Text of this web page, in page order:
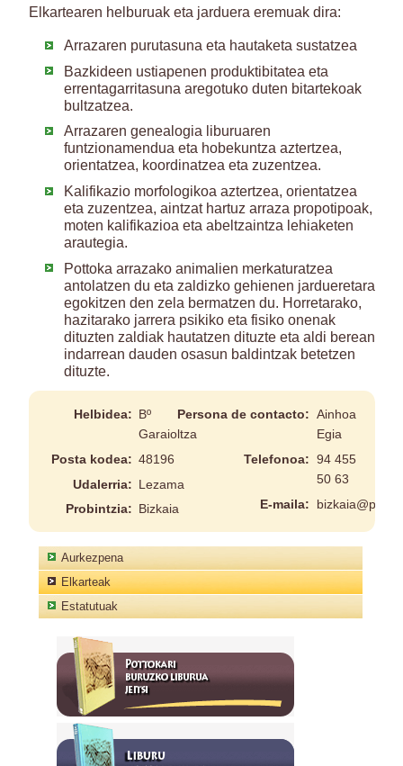
Elkartearen helburuak eta jarduera eremuak dira:
Arrazaren purutasuna eta hautaketa sustatzea
Bazkideen ustiapenen produktibitatea eta
errentagarritasuna aregotuko duten bitartekoak
bultzatzea.
Arrazaren genealogia liburuaren
funtzionamendua eta hobekuntza aztertzea,
orientatzea, koordinatzea eta zuzentzea.
Kalifikazio morfologikoa aztertzea, orientatzea
eta zuzentzea, aintzat hartuz arraza propotipoak,
moten kalifikazioa eta abeltzaintza lehiaketen
arautegia.
Pottoka arrazako animalien merkaturatzea
antolatzen du eta zaldizko gehienen jardueretara
egokitzen den zela bermatzen du. Horretarako,
hazitarako jarrera psikiko eta fisiko onenak
dituzten zaldiak hautatzen dituzte eta aldi berean
indarrean dauden osasun baldintzak betetzen
dituzte.
Helbidea: Bº
Garaioltza
Posta kodea: 48196
Udalerria: Lezama
Probintzia: Bizkaia
Persona de contacto: Ainhoa
Egia
Telefonoa: 94 455
50 63
E-maila:
Aurkezpena
Elkarteak
Estatutuak